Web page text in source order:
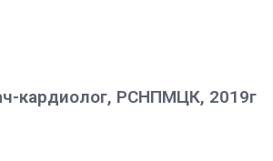
кардиолог, РСНПМЦК, 2019г